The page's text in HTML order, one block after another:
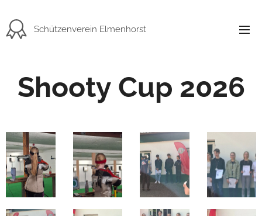
Schützenverein Elmenhorst
Shooty Cup 2026